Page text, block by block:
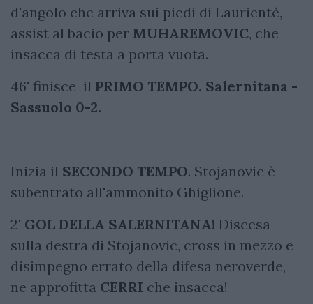
d'angolo che arriva sui piedi di Laurientè,
assist al bacio per MUHAREMOVIC, che
insacca di testa a porta vuota.
46' finisce il PRIMO TEMPO. Salernitana -
Sassuolo 0-2.
Inizia il SECONDO TEMPO. Stojanovic è
subentrato all'ammonito Ghiglione.
2' GOL DELLA SALERNITANA! Discesa
sulla destra di Stojanovic, cross in mezzo e
disimpegno errato della difesa neroverde,
ne approfitta CERRI che insacca!